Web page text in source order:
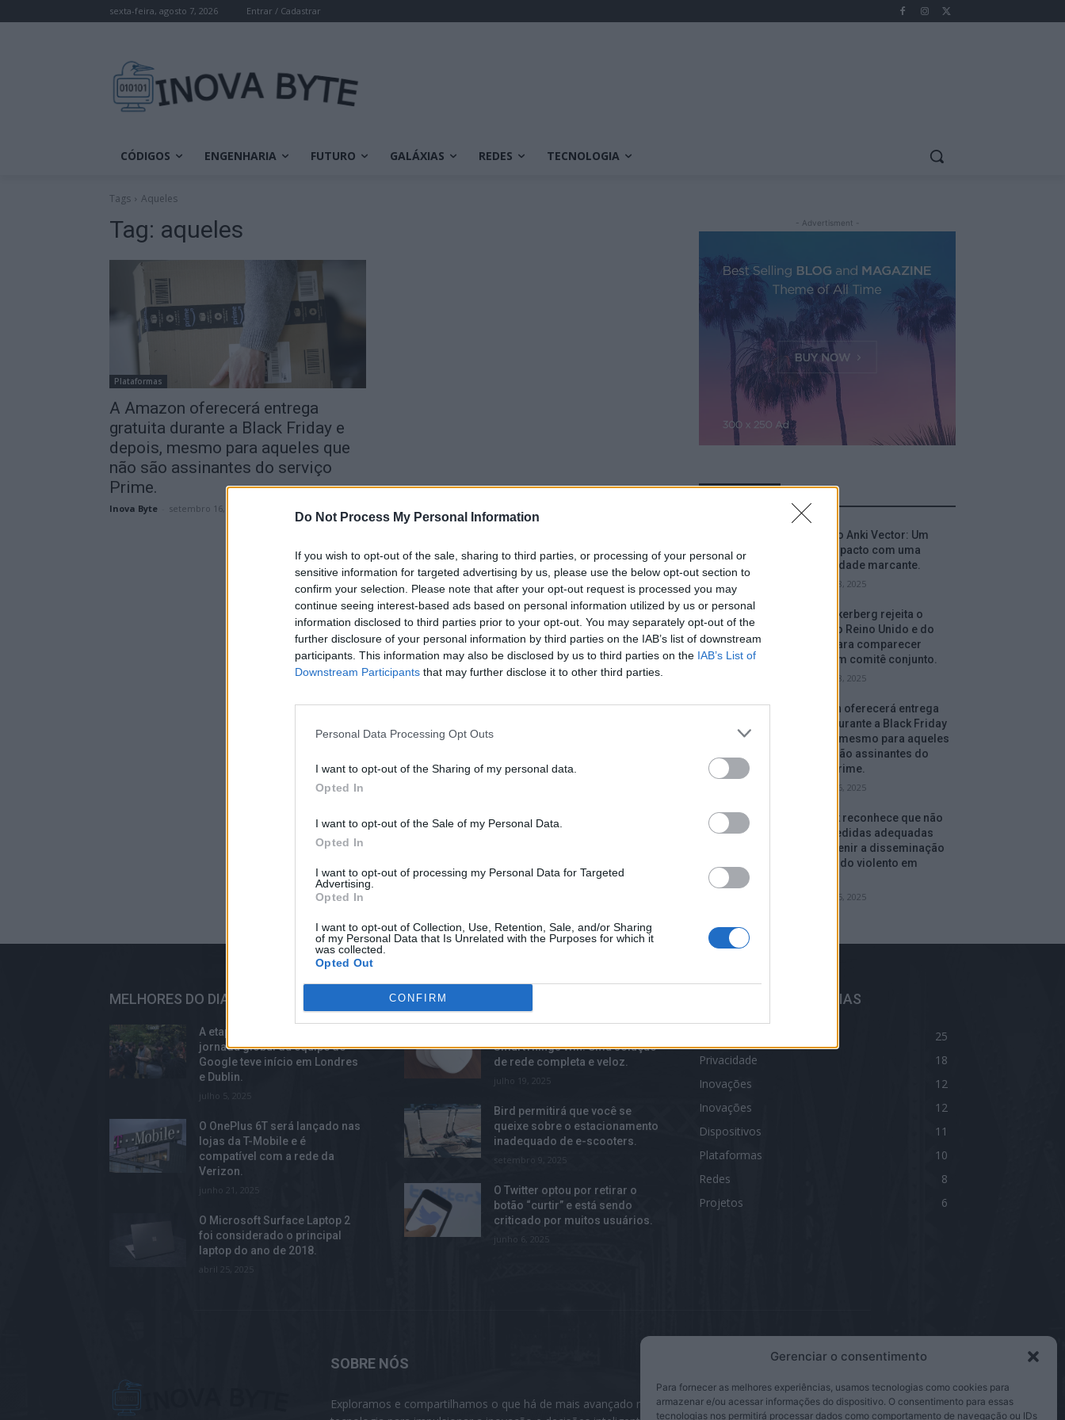
Do Not Process My Personal Information
If you wish to opt-out of the sale, sharing to third parties, or processing of your personal or
sensitive information for targeted advertising by us, please use the below opt-out section to
confirm your selection. Please note that after your opt-out request is processed you may
continue seeing interest-based ads based on personal information utilized by us or personal
information disclosed to third parties prior to your opt-out. You may separately opt-out of the
further disclosure of your personal information by third parties on the IAB’s list of downstream
participants. This information may also be disclosed by us to third parties on the IAB’s List of
Downstream Participants that may further disclose it to other third parties.
Personal Data Processing Opt Outs
I want to opt-out of the Sharing of my personal data.
Opted In
I want to opt-out of the Sale of my Personal Data.
Opted In
I want to opt-out of processing my Personal Data for Targeted
Advertising.
Opted In
I want to opt-out of Collection, Use, Retention, Sale, and/or Sharing
of my Personal Data that Is Unrelated with the Purposes for which it
was collected.
Opted Out
CONFIRM
Gerenciar o consentimento
Para fornecer as melhores experiências, usamos tecnologias como cookies para
armazenar e/ou acessar informações do dispositivo. O consentimento para essas
tecnologias nos permitirá processar dados como comportamento de navegação ou IDs
sexta-feira, agosto 7, 2026 Entrar / Cadastrar
CÓDIGOS ENGENHARIA FUTURO GALÁXIAS REDES TECNOLOGIA
Tags Aqueles
Tag: aqueles
Plataformas
A Amazon oferecerá entrega
gratuita durante a Black Friday e
depois, mesmo para aqueles que
não são assinantes do serviço
Prime.
Inova Byte setembro 16, 2025
- Advertisment -
Análise do Anki Vector: Um
robô compacto com uma
personalidade marcante.
setembro 18, 2025
Mark Zuckerberg rejeita o
convite do Reino Unido e do
Canadá para comparecer
perante um comitê conjunto.
setembro 18, 2025
A Amazon oferecerá entrega
gratuita durante a Black Friday
e depois, mesmo para aqueles
que não são assinantes do
serviço Prime.
setembro 16, 2025
Facebook reconhece que não
tomou medidas adequadas
para prevenir a disseminação
de conteúdo violento em
setembro 15, 2025
MELHORES DO DIA
A etapa europeia de uma
jornada global da equipe do
Google teve início em Londres
e Dublin.
julho 5, 2025
O OnePlus 6T será lançado nas
lojas da T-Mobile e é
compatível com a rede da
Verizon.
junho 21, 2025
O Microsoft Surface Laptop 2
foi considerado o principal
laptop do ano de 2018.
abril 25, 2025
TOP TRENDS
SmartThings Wifi: Uma solução
de rede completa e veloz.
julho 19, 2025
Bird permitirá que você se
queixe sobre o estacionamento
inadequado de e-scooters.
setembro 9, 2025
O Twitter optou por retirar o
botão “curtir” e está sendo
criticado por muitos usuários.
junho 6, 2025
MELHORES CATEGORIAS
25
Privacidade
18
Inovações
12
Inovações
12
Dispositivos
11
Plataformas
10
Redes
8
Projetos
6
SOBRE NÓS
Exploramos e compartilhamos o que há de mais avançado na